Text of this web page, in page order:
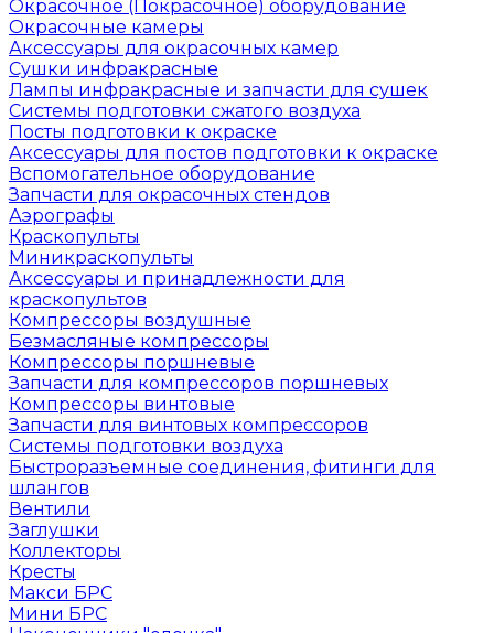
Окрасочное (Покрасочное) оборудование
Окрасочные камеры
Аксессуары для окрасочных камер
Сушки инфракрасные
Лампы инфракрасные и запчасти для сушек
Системы подготовки сжатого воздуха
Посты подготовки к окраске
Аксессуары для постов подготовки к окраске
Вспомогательное оборудование
Запчасти для окрасочных стендов
Аэрографы
Краскопульты
Миникраскопульты
Аксессуары и принадлежности для
краскопультов
Компрессоры воздушные
Безмасляные компрессоры
Компрессоры поршневые
Запчасти для компрессоров поршневых
Компрессоры винтовые
Запчасти для винтовых компрессоров
Системы подготовки воздуха
Быстроразъемные соединения, фитинги для
шлангов
Вентили
Заглушки
Коллекторы
Кресты
Макси БРС
Мини БРС